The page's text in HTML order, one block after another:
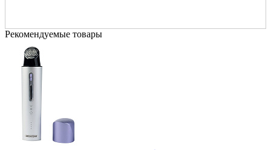
Рекомендуемые товары